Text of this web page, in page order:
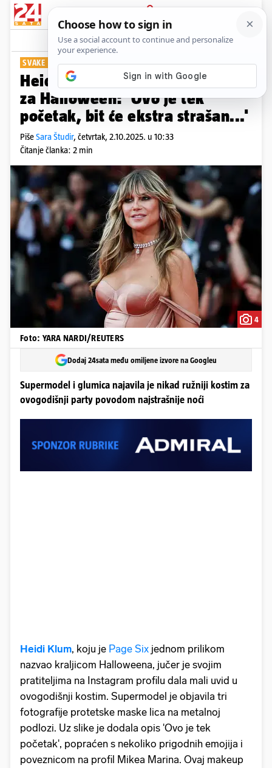
PRIJAVA
Show Komentari
SVAKE GODINE ODUŠEVI
Heidi Klum najavila novi kostim
za Halloween: 'Ovo je tek
početak, bit će ekstra strašan...'
PišeSara Študir, četvrtak, 2.10.2025. u 10:33
Čitanje članka: 2 min
4
Foto: YARA NARDI/REUTERS
Dodaj 24sata među omiljene izvore na Googleu
Supermodel i glumica najavila je nikad ružniji kostim za
ovogodišnji party povodom najstrašnije noći
Heidi Klum, koju je Page Six jednom prilikom
nazvao kraljicom Halloweena, jučer je svojim
pratiteljima na Instagram profilu dala mali uvid u
ovogodišnji kostim. Supermodel je objavila tri
fotografije protetske maske lica na metalnoj
podlozi. Uz slike je dodala opis 'Ovo je tek
početak', popraćen s nekoliko prigodnih emojija i
poveznicom na profil Mikea Marina. Ovaj makeup